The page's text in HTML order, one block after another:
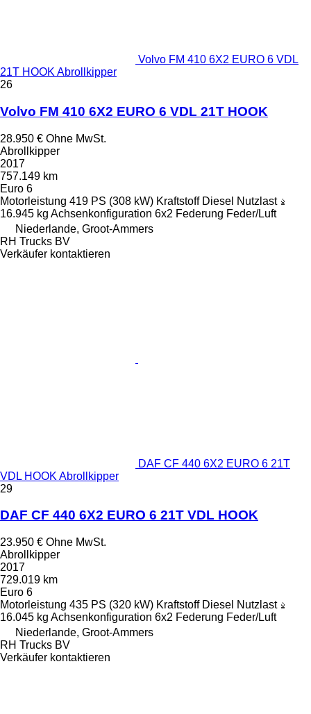
Volvo FM 410 6X2 EURO 6 VDL
21T HOOK Abrollkipper
26
Volvo FM 410 6X2 EURO 6 VDL 21T HOOK
28.950 € Ohne MwSt.
Abrollkipper
2017
757.149 km
Euro 6
Motorleistung 419 PS (308 kW) Kraftstoff Diesel Nutzlast
16.945 kg Achsenkonfiguration 6x2 Federung Feder/Luft
Niederlande, Groot-Ammers
RH Trucks BV
Verkäufer kontaktieren
DAF CF 440 6X2 EURO 6 21T
VDL HOOK Abrollkipper
29
DAF CF 440 6X2 EURO 6 21T VDL HOOK
23.950 € Ohne MwSt.
Abrollkipper
2017
729.019 km
Euro 6
Motorleistung 435 PS (320 kW) Kraftstoff Diesel Nutzlast
16.045 kg Achsenkonfiguration 6x2 Federung Feder/Luft
Niederlande, Groot-Ammers
RH Trucks BV
Verkäufer kontaktieren